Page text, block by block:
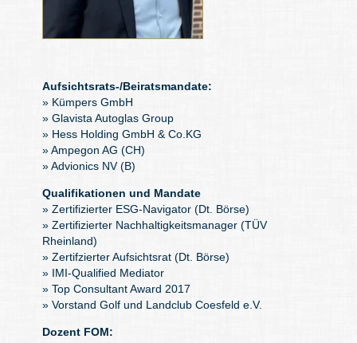
Aufsichtsrats-/Beiratsmandate:
» Kümpers GmbH
» Glavista Autoglas Group
» Hess Holding GmbH & Co.KG
» Ampegon AG (CH)
» Advionics NV (B)
Qualifikationen und Mandate
» Zertifizierter ESG-Navigator (Dt. Börse)
» Zertifizierter Nachhaltigkeitsmanager (TÜV
Rheinland)
» Zertifzierter Aufsichtsrat (Dt. Börse)
» IMI-Qualified Mediator
» Top Consultant Award 2017
» Vorstand Golf und Landclub Coesfeld e.V.
Dozent FOM: